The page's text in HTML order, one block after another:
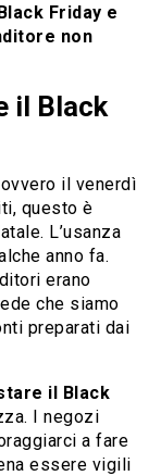
Friday e
non
il Black
il venerdì
questo è
L’usanza
anno fa.
erano
che siamo
preparati dai
il Black
I negozi
a fare
essere vigili